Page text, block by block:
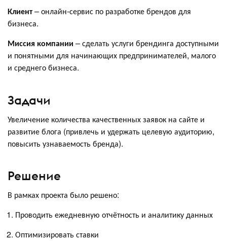
Клиент– онлайн-сервис по разработке брендов для
бизнеса.
Миссия компании – сделать услуги брендинга доступными
и понятными для начинающих предпринимателей, малого
и среднего бизнеса.
Задачи
Увеличение количества качественных заявок на сайте и
развитие блога (привлечь и удержать целевую аудиторию,
повысить узнаваемость бренда).
Решение
В рамках проекта было решено:
Проводить ежедневную отчётность и аналитику данных
Оптимизировать ставки